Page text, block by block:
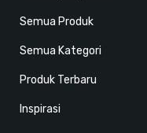
Semua Produk
Semua Kategori
Produk Terbaru
Inspirasi